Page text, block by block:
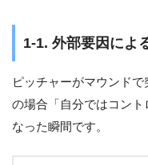
1-1. 外部要因によ
ピッチャーがマウンド
の場合「自分ではコン
なった瞬間です。